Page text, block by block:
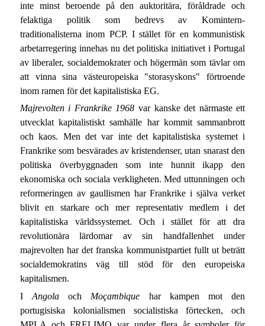
inte minst beroende på den auktoritära, föråldrade och
felaktiga politik som bedrevs av Komintern-
traditionalisterna inom PCP. I stället för en kommunistisk
arbetarregering innehas nu det politiska initiativet i Portugal
av liberaler, socialdemokrater och högermän som tävlar om
att vinna sina västeuropeiska "storasyskons" förtroende
inom ramen för det kapitalistiska EG.
Majrevolten i Frankrike 1968 var kanske det närmaste ett
utvecklat kapitalistiskt samhälle har kommit sammanbrott
och kaos. Men det var inte det kapitalistiska systemet i
Frankrike som besvärades av kristendenser, utan snarast den
politiska överbyggnaden som inte hunnit ikapp den
ekonomiska och sociala verkligheten. Med uttunningen och
reformeringen av gaullismen har Frankrike i själva verket
blivit en starkare och mer representativ medlem i det
kapitalistiska världssystemet. Och i stället för att dra
revolutionära lärdomar av sin handfallenhet under
majrevolten har det franska kommunistpartiet fullt ut beträtt
socialdemokratins väg till stöd för den europeiska
kapitalismen.
IAngola och Moçambique har kampen mot den
portugisiska kolonialismen socialistiska förtecken, och